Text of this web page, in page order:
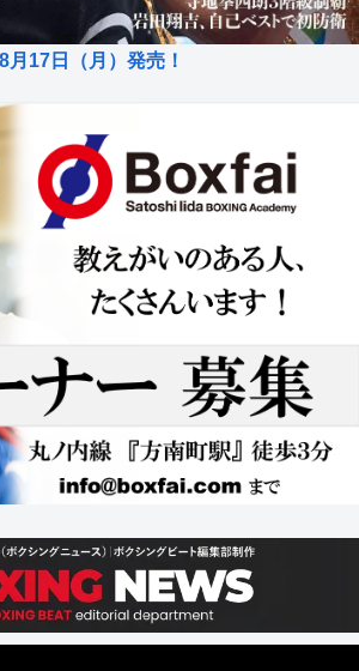
8月17日（月）発売！